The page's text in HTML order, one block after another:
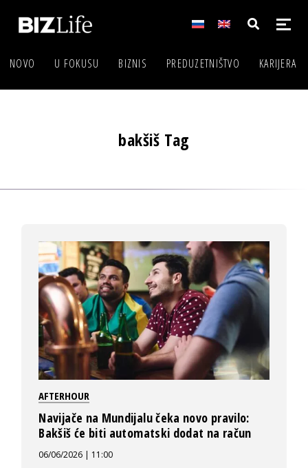
NOVO U FOKUSU BIZNIS PREDUZETNIŠTVO KARIJERA
bakšiš Tag
AFTERHOUR
Navijače na Mundijalu čeka novo pravilo:
Bakšiš će biti automatski dodat na račun
06/06/2026 | 11:00